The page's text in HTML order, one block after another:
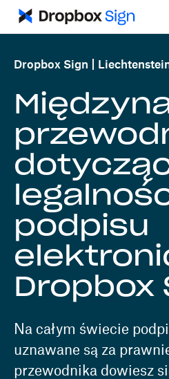
Dropbox Sign
podpisu
Dropbox
Na całym świecie
uznawane są za
przewodnika dowiesz